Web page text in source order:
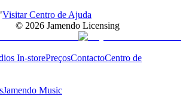
Visitar Centro de Ajuda
© 2026 Jamendo Licensing
In-storePreçosContactoCentro de
Jamendo Music